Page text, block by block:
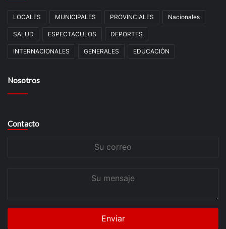
LOCALES MUNICIPALES PROVINCIALES Nacionales
SALUD ESPECTACULOS DEPORTES
INTERNACIONALES GENERALES EDUCACIÒN
Nosotros
Contacto